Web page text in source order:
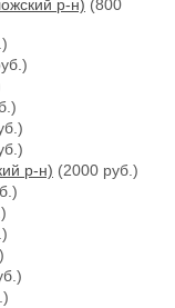
р-н) (800
р-н) (2000 руб.)